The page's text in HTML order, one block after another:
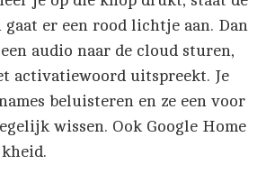
er een rood lichtje aan. Dan
audio naar de cloud sturen,
activatiewoord uitspreekt. Je
beluisteren en ze een voor
wissen. Ook Google Home